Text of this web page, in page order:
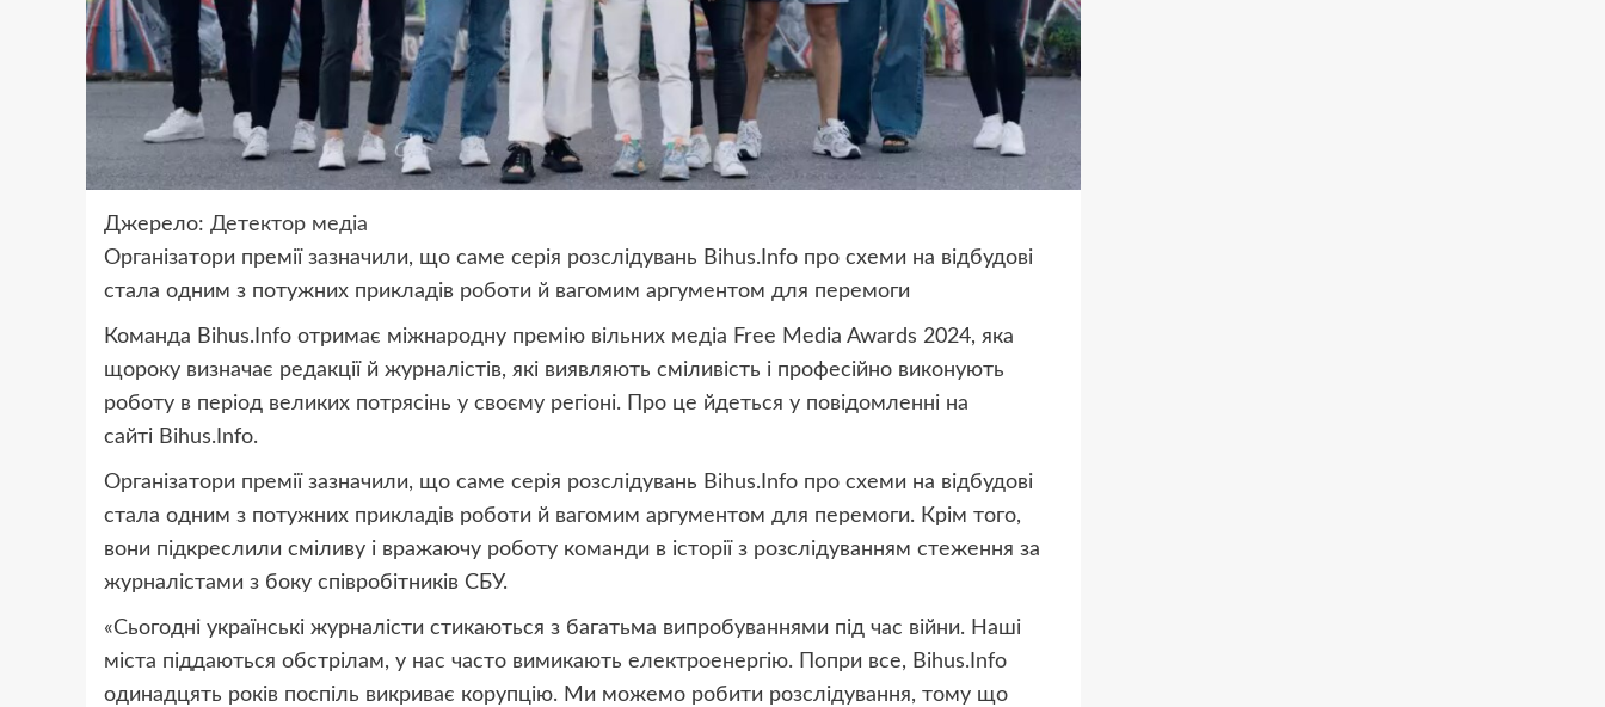
Джерело: Детектор медіа
Організатори премії зазначили, що саме серія розслідувань Bihus.Info про схеми на відбудові
стала одним з потужних прикладів роботи й вагомим аргументом для перемоги
Команда Bihus.Info отримає міжнародну премію вільних медіа Free Media Awards 2024, яка
щороку визначає редакції й журналістів, які виявляють сміливість і професійно виконують
роботу в період великих потрясінь у своєму регіоні. Про це йдеться у повідомленні на
сайті Bihus.Info.
Організатори премії зазначили, що саме серія розслідувань Bihus.Info про схеми на відбудові
стала одним з потужних прикладів роботи й вагомим аргументом для перемоги. Крім того,
вони підкреслили сміливу і вражаючу роботу команди в історії з розслідуванням стеження за
журналістами з боку співробітників СБУ.
«Сьогодні українські журналісти стикаються з багатьма випробуваннями під час війни. Наші
міста піддаються обстрілам, у нас часто вимикають електроенергію. Попри все, Bihus.Info
одинадцять років поспіль викриває корупцію. Ми можемо робити розслідування, тому що